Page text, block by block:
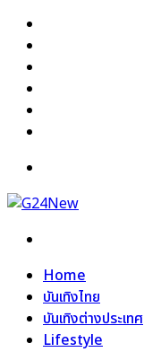
Home
บันเทิงไทย
บันเทิงต่างประเทศ
Lifestyle